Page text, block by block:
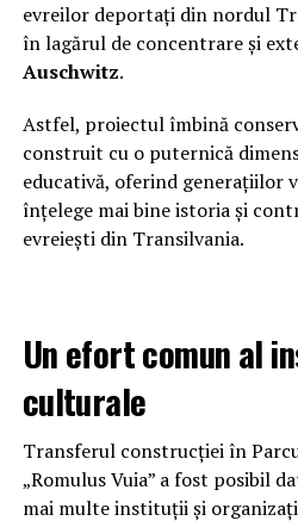
evreilor deportați din nordul
în lagărul de concentrare și
Auschwitz.
Astfel, proiectul îmbină
construit cu o puternică
educativă, oferind generațiilor
înțelege mai bine istoria și
evreiești din Transilvania.
Un efort comun al
culturale
Transferul construcției în
„Romulus Vuia” a fost posibil
mai multe instituții și